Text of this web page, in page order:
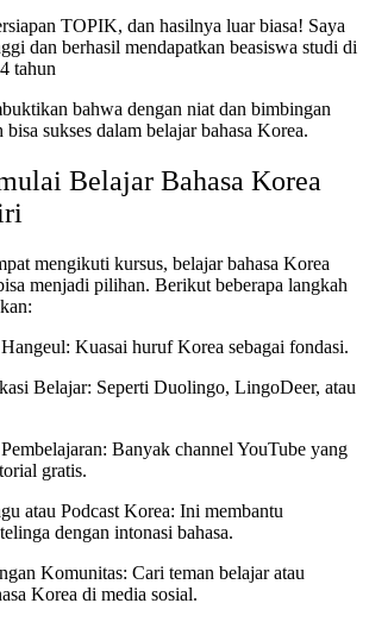
TOPIK, dan hasilnya luar biasa! Saya
dan berhasil mendapatkan beasiswa studi di
tahun
bahwa dengan niat dan bimbingan
sukses dalam belajar bahasa Korea.
Belajar Bahasa Korea
mengikuti kursus, belajar bahasa Korea
menjadi pilihan. Berikut beberapa langkah
Kuasai huruf Korea sebagai fondasi.
Belajar: Seperti Duolingo, LingoDeer, atau
Banyak channel YouTube yang
gratis.
atau Podcast Korea: Ini membantu
dengan intonasi bahasa.
Komunitas: Cari teman belajar atau
Korea di media sosial.